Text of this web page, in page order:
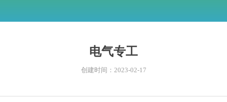
电气专工
创建时间： 2023-02-17